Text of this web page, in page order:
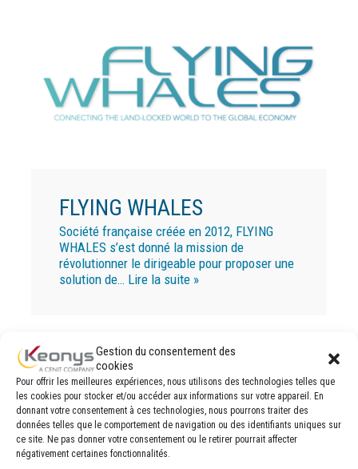
Gestion du consentement des
cookies
Pour offrir les meilleures expériences, nous utilisons des technologies telles que
les cookies pour stocker et/ou accéder aux informations sur votre appareil. En
donnant votre consentement à ces technologies, nous pourrons traiter des
données telles que le comportement de navigation ou des identifiants uniques sur
ce site. Ne pas donner votre consentement ou le retirer pourrait affecter
négativement certaines fonctionnalités.
FLYING WHALES
Société française créée en 2012, FLYING
WHALES s’est donné la mission de
révolutionner le dirigeable pour proposer une
solution de… Lire la suite »